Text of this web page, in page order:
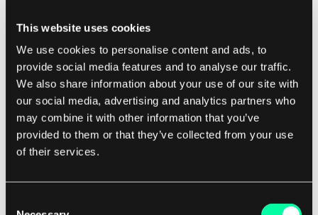
This website uses cookies
We use cookies to personalise content and ads, to
provide social media features and to analyse our traffic.
We also share information about your use of our site with
our social media, advertising and analytics partners who
may combine it with other information that you’ve
provided to them or that they’ve collected from your use
of their services.
analizować lub przekształcać kod źródłowy.
Zapewniają one strukturalny sposób na nawigację
i manipulację kodem, co ułatwia wykonywanie
zadań takich jak optymalizacja, generowanie kodu
i analiza statyczna. Ogólnie rzecz biorąc, drzewo
składni abstrakcyjnej to potężne narzędzie do
abstrakcyjny i zorganizowany sposób.